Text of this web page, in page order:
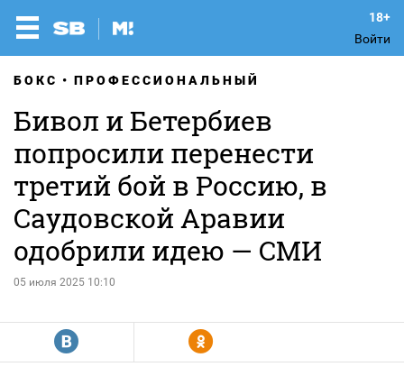
Войти
БОКС ПРОФЕССИОНАЛЬНЫЙ
Бивол и Бетербиев
попросили перенести
третий бой в Россию, в
Саудовской Аравии
одобрили идею — СМИ
05 июля 2025 10:10
R Y